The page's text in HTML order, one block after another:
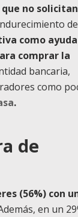
no solicitan
como ayuda
comprar la
bancaria,
como
.
de
(56%) con
en un